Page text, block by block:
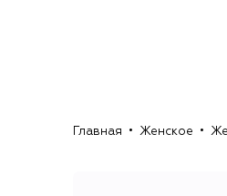
Главная Женское